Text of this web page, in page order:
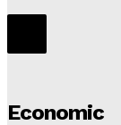
Economic